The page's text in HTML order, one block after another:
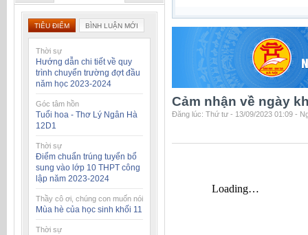
TIÊU ĐIỂM BÌNH LUẬN MỚI
Thời sự
Hướng dẫn chi tiết về quy
trình chuyển trường đợt đầu
năm học 2023-2024
Góc tâm hồn
Tuổi hoa - Thơ Lý Ngân Hà
12D1
Thời sự
Điểm chuẩn trúng tuyển bổ
sung vào lớp 10 THPT công
lập năm 2023-2024
Thầy cô ơi, chúng con muốn nói
Mùa hè của học sinh khối 11
Thời sự
Cảm nhận về ngày
Đăng lúc: Thứ tư - 13/09/2023 01:09 -